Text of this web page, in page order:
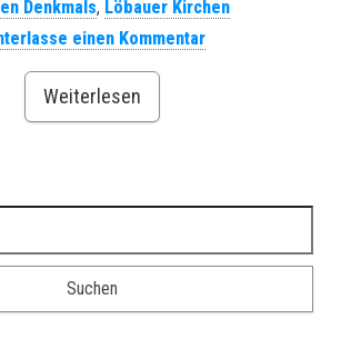
Denkmals, Löbauer Kirchen
einen Kommentar
Weiterlesen